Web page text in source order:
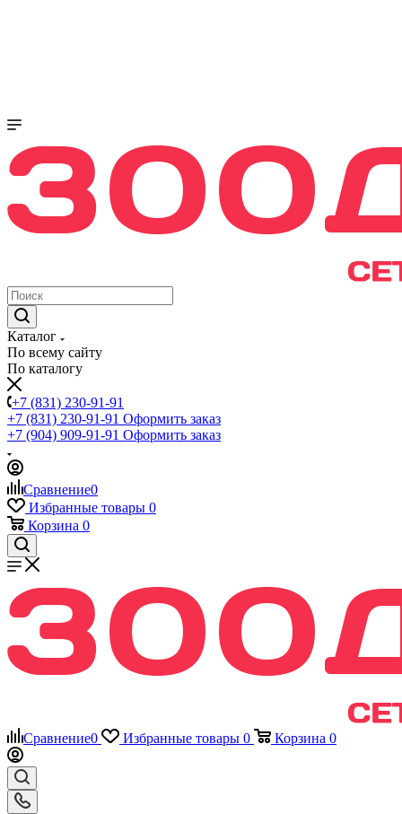
Каталог
По всему сайту
По каталогу
+7 (831) 230-91-91
+7 (831) 230-91-91 Оформить заказ
+7 (904) 909-91-91 Оформить заказ
Сравнение0
Избранные товары 0
Корзина 0
Сравнение0 Избранные товары 0 Корзина 0